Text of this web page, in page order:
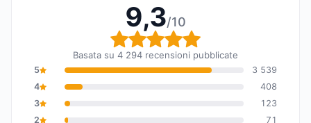
9,3/10
Valutazione globale:
Basata su 4 294 recensioni pubblicate
5
3 539
4
408
3
123
2
71